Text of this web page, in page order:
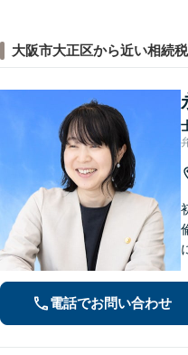
大阪市大正区から近い相続
電話でお問い合わせ